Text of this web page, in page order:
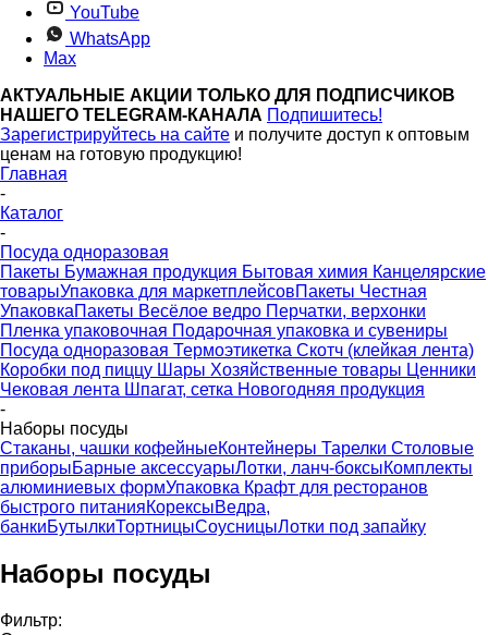
YouTube
WhatsApp
Max
АКТУАЛЬНЫЕ АКЦИИ ТОЛЬКО ДЛЯ ПОДПИСЧИКОВ
НАШЕГО TELEGRAM-КАНАЛА Подпишитесь!
Зарегистрируйтесь на сайте и получите доступ к оптовым
ценам на готовую продукцию!
Главная
-
Каталог
-
Посуда одноразовая
Пакеты Бумажная продукция Бытовая химия Канцелярские
товарыУпаковка для маркетплейсовПакеты Честная
УпаковкаПакеты Весёлое ведро Перчатки, верхонки
Пленка упаковочная Подарочная упаковка и сувениры
Посуда одноразовая Термоэтикетка Скотч (клейкая лента)
Коробки под пиццу Шары Хозяйственные товары Ценники
Чековая лента Шпагат, сетка Новогодняя продукция
-
Наборы посуды
Стаканы, чашки кофейныеКонтейнеры Тарелки Столовые
приборыБарные аксессуарыЛотки, ланч-боксыКомплекты
алюминиевых формУпаковка Крафт для ресторанов
быстрого питанияКорексыВедра,
банкиБутылкиТортницыСоусницыЛотки под запайку
Наборы посуды
Фильтр: